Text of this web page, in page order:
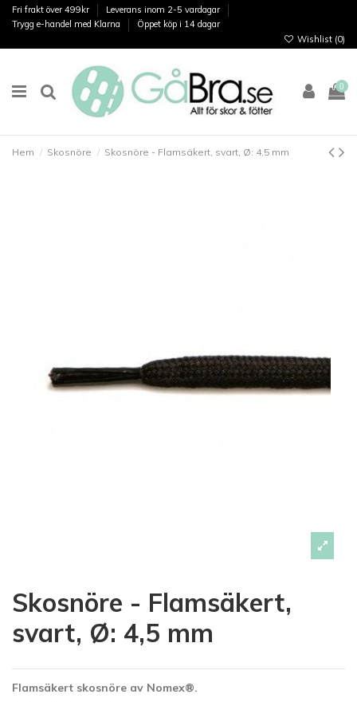
Fri frakt över 499kr
Leverans inom 2-5 vardagar
Trygg e-handel med Klarna
Öppet köp i 14 dagar
Wishlist (0)
0
Hem Skosnöre Skosnöre - Flamsäkert, svart, Ø: 4,5 mm
Skosnöre - Flamsäkert,
svart, Ø: 4,5 mm
Flamsäkert skosnöre av Nomex®.